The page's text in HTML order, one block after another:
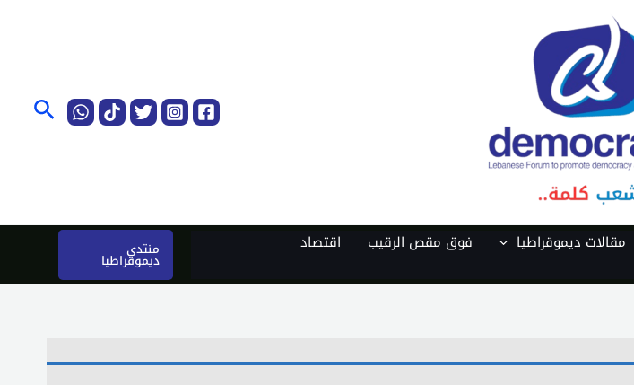
مقالات ديموقراطيا فوق مقص الرقيب
اقتصاد
منتدى
ديموقراطيا